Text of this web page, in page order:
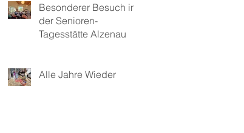
Besonderer Besuch in
der Senioren-
Tagesstätte Alzenau
Alle Jahre Wieder